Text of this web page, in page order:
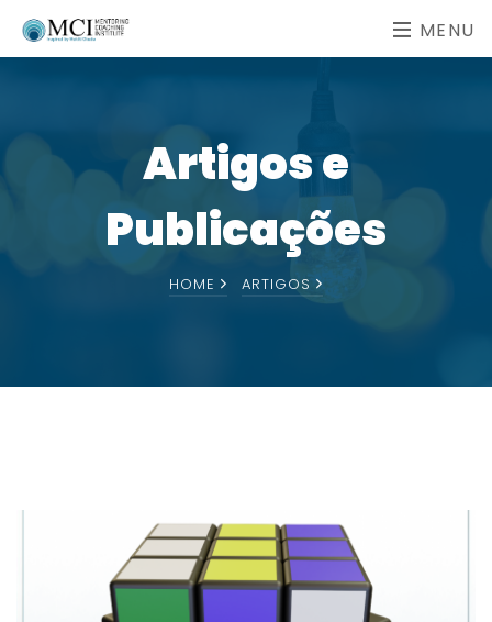
MENU
Artigos e
Publicações
HOME ARTIGOS